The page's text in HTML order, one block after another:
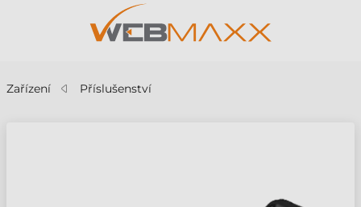
Zařízení Příslušenství